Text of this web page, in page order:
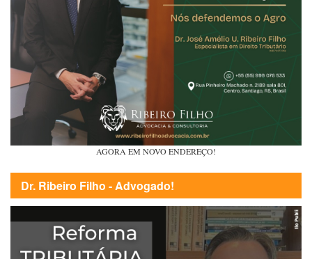
AGORA EM NOVO ENDEREÇO!
Dr. Ribeiro Filho - Advogado!